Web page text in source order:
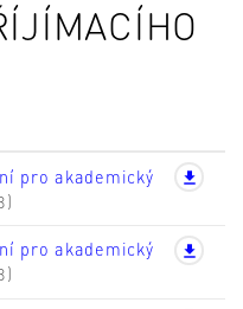
pro akademický
pro akademický